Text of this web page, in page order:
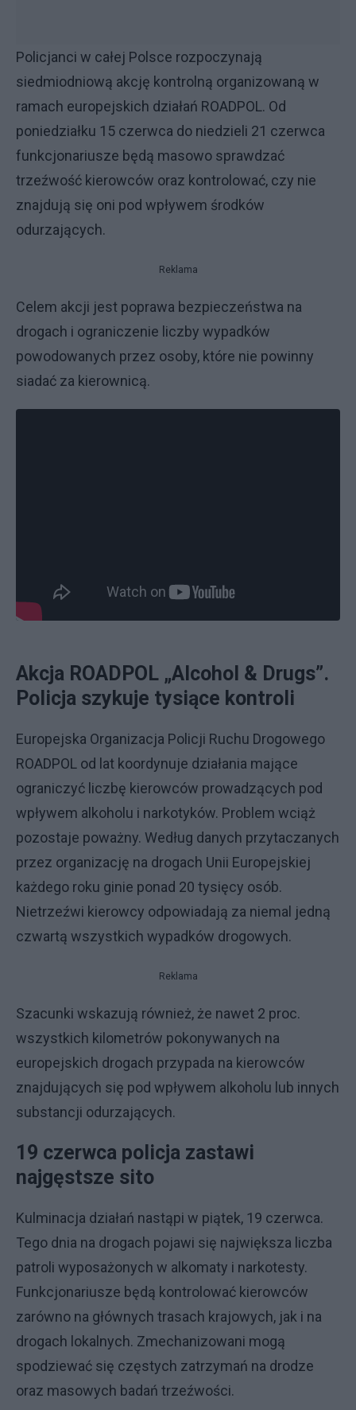
Policjanci w całej Polsce rozpoczynają
siedmiodniową akcję kontrolną organizowaną w
ramach europejskich działań ROADPOL. Od
poniedziałku 15 czerwca do niedzieli 21 czerwca
funkcjonariusze będą masowo sprawdzać
trzeźwość kierowców oraz kontrolować, czy nie
znajdują się oni pod wpływem środków
odurzających.
Reklama
Celem akcji jest poprawa bezpieczeństwa na
drogach i ograniczenie liczby wypadków
powodowanych przez osoby, które nie powinny
siadać za kierownicą.
Akcja ROADPOL „Alcohol & Drugs”.
Policja szykuje tysiące kontroli
Europejska Organizacja Policji Ruchu Drogowego
ROADPOL od lat koordynuje działania mające
ograniczyć liczbę kierowców prowadzących pod
wpływem alkoholu i narkotyków. Problem wciąż
pozostaje poważny. Według danych przytaczanych
przez organizację na drogach Unii Europejskiej
każdego roku ginie ponad 20 tysięcy osób.
Nietrzeźwi kierowcy odpowiadają za niemal jedną
czwartą wszystkich wypadków drogowych.
Reklama
Szacunki wskazują również, że nawet 2 proc.
wszystkich kilometrów pokonywanych na
europejskich drogach przypada na kierowców
znajdujących się pod wpływem alkoholu lub innych
substancji odurzających.
19 czerwca policja zastawi
najgęstsze sito
Kulminacja działań nastąpi w piątek, 19 czerwca.
Tego dnia na drogach pojawi się największa liczba
patroli wyposażonych w alkomaty i narkotesty.
Funkcjonariusze będą kontrolować kierowców
zarówno na głównych trasach krajowych, jak i na
drogach lokalnych. Zmechanizowani mogą
spodziewać się częstych zatrzymań na drodze
oraz masowych badań trzeźwości.